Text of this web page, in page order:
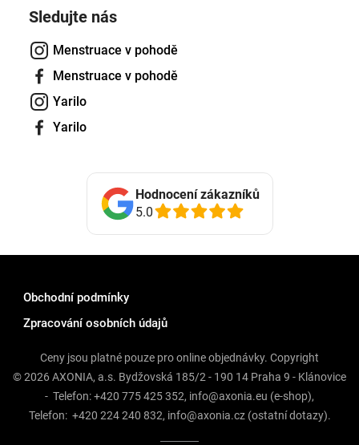
Sledujte nás
Menstruace v pohodě
Menstruace v pohodě
Yarilo
Yarilo
Hodnocení zákazníků
5.0
Obchodní podmínky
Zpracování osobních údajů
Ceny jsou platné pouze pro online objednávky. Copyright
© 2026 AXONIA, a.s. Bydžovská 185/2 - 190 14 Praha 9 - Klánovice
- Telefon:+420 775 425 352, info@axonia.eu (e-shop),
Telefon: +420 224 240 832, info@axonia.cz(ostatní dotazy).